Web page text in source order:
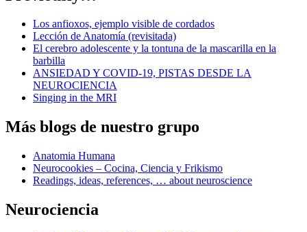
Los anfioxos, ejemplo visible de cordados
Lección de Anatomía (revisitada)
El cerebro adolescente y la tontuna de la mascarilla en la
barbilla
ANSIEDAD Y COVID-19, PISTAS DESDE LA
NEUROCIENCIA
Singing in the MRI
Más blogs de nuestro grupo
Anatomia Humana
Neurocookies – Cocina, Ciencia y Frikismo
Readings, ideas, references, … about neuroscience
Neurociencia